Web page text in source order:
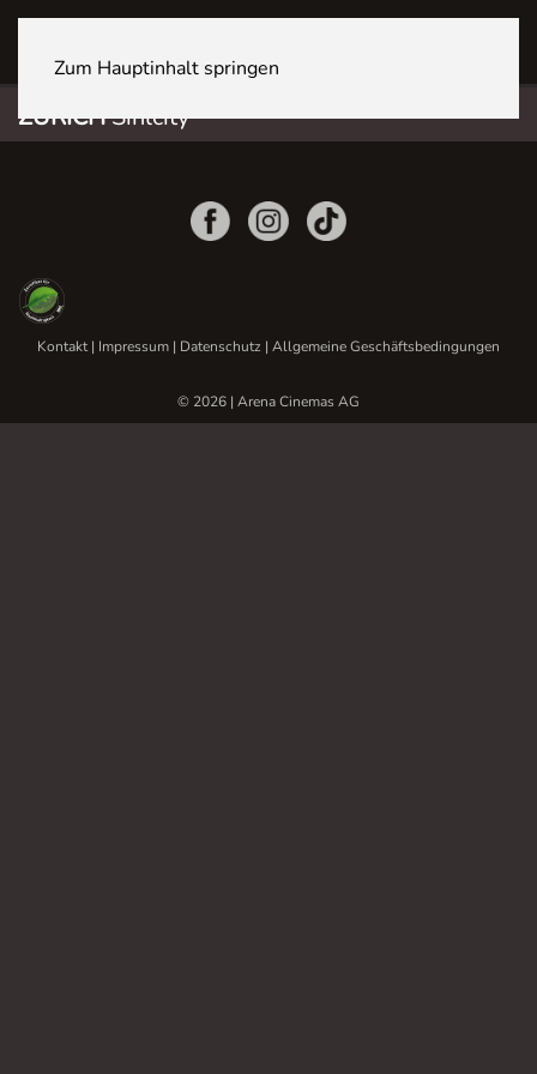
Zum Hauptinhalt springen
ZÜRICHSihlcity
Kontakt| Impressum | Datenschutz | Allgemeine Geschäftsbedingungen
© 2026 | Arena Cinemas AG